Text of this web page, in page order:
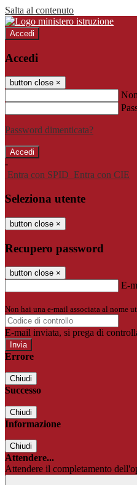
Salta al contenuto
Accedi
Accedi
button close ×
Password dimenticata?
-
Entra con SPID Entra con CIE
Seleziona utente
button close ×
Recupero password
button close ×
E-
Non hai una e-mail associata al nome
E-mail inviata, si prega di
Errore
Chiudi
Successo
Chiudi
Informazione
Chiudi
Attendere...
Attendere il completamento